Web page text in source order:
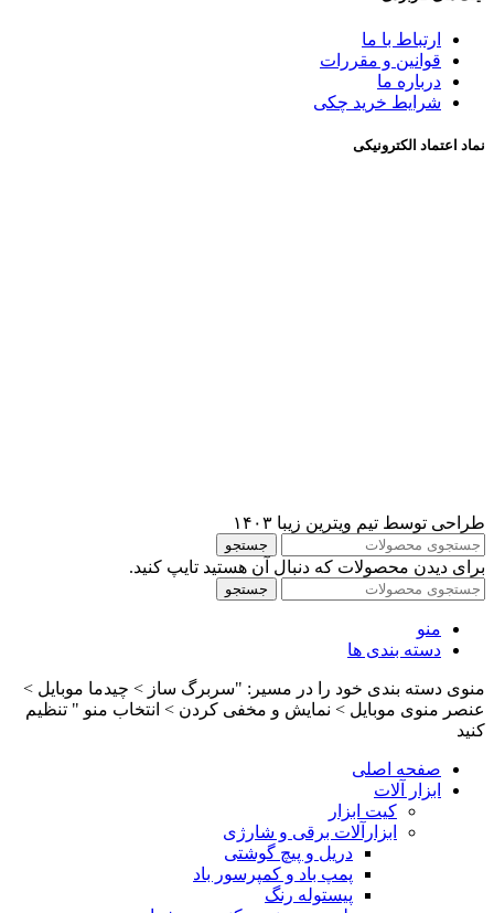
ارتباط با ما
قوانین و مقررات
درباره ما
شرايط خريد چکی
نماد اعتماد الکترونیکی
طراحی توسط تیم ویترین زیبا ۱۴۰۳
جستجو
برای دیدن محصولات که دنبال آن هستید تایپ کنید.
جستجو
منو
دسته بندی ها
منوی دسته بندی خود را در مسیر: "سربرگ ساز > چیدما موبایل >
عنصر منوی موبایل > نمایش و مخفی کردن > انتخاب منو " تنظیم
کنید
صفحه اصلی
ابزار آلات
کیت ابزار
ابزارآلات برقی و شارژی
دریل و پیچ گوشتی
پمپ باد و کمپرسور باد
پیستوله رنگ